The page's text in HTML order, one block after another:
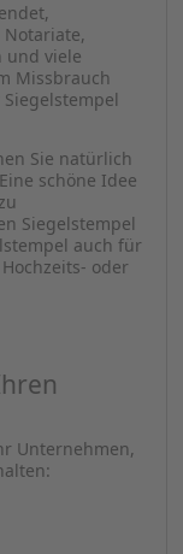
und viele
Missbrauch
Sie natürlich
schöne Idee
Siegelstempel
auch für
oder